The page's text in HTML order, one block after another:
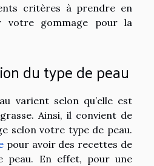
critères à prendre en
votre gommage pour la
du type de peau
varient selon qu’elle est
Ainsi, il convient de
selon votre type de peau.
pour avoir des recettes de
peau. En effet, pour une